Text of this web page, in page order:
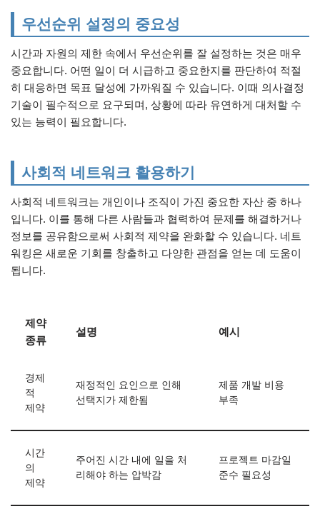
우선순위 설정의 중요성
시간과 자원의 제한 속에서 우선순위를 잘 설정하는 것은 매우
중요합니다. 어떤 일이 더 시급하고 중요한지를 판단하여 적절
히 대응하면 목표 달성에 가까워질 수 있습니다. 이때 의사결정
기술이 필수적으로 요구되며, 상황에 따라 유연하게 대처할 수
있는 능력이 필요합니다.
사회적 네트워크 활용하기
사회적 네트워크는 개인이나 조직이 가진 중요한 자산 중 하나
입니다. 이를 통해 다른 사람들과 협력하여 문제를 해결하거나
정보를 공유함으로써 사회적 제약을 완화할 수 있습니다. 네트
워킹은 새로운 기회를 창출하고 다양한 관점을 얻는 데 도움이
됩니다.
제약
종류
설명 예시
경제
적
제약
재정적인 요인으로 인해
선택지가 제한됨
제품 개발 비용
부족
시간
의
제약
주어진 시간 내에 일을 처
리해야 하는 압박감
프로젝트 마감일
준수 필요성